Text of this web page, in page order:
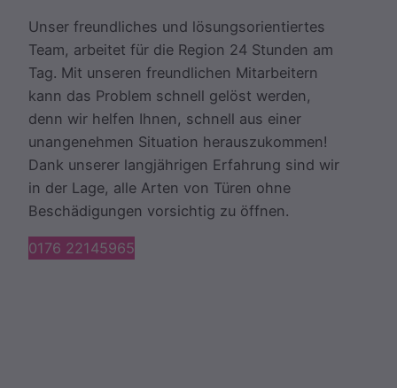
Unser freundliches und lösungsorientiertes
Team, arbeitet für die Region 24 Stunden am
Tag. Mit unseren freundlichen Mitarbeitern
kann das Problem schnell gelöst werden,
denn wir helfen Ihnen, schnell aus einer
unangenehmen Situation herauszukommen!
Dank unserer langjährigen Erfahrung sind wir
in der Lage, alle Arten von Türen ohne
Beschädigungen vorsichtig zu öffnen.
0176 22145965